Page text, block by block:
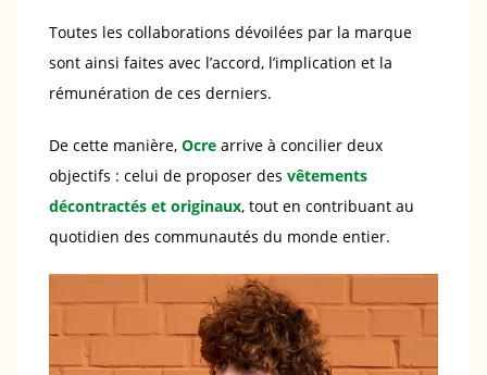
Toutes les collaborations dévoilées par la marque
sont ainsi faites avec l’accord, l’implication et la
rémunération de ces derniers.
De cette manière, Ocre arrive à concilier deux
objectifs : celui de proposer des vêtements
décontractés et originaux, tout en contribuant au
quotidien des communautés du monde entier.